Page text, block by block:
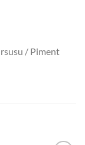
/ Piment